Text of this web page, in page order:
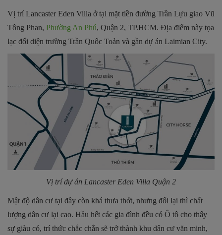
Vị trí Lancaster Eden Villa ở tại mặt tiền đường Trần Lựu giao Vũ
Tông Phan, Phường An Phú, Quận 2, TP.HCM. Địa điểm này tọa
lạc đối diện trường Trần Quốc Toản và gần dự án Laimian City.
Vị trí dự án Lancaster Eden Villa Quận 2
Mật độ dân cư tại đây còn khá thưa thớt, nhưng đổi lại thì chất
lượng dân cư lại cao. Hầu hết các gia đình đều có Ô tô cho thấy
sự giàu có, trí thức chắc chắn sẽ trở thành khu dân cư văn minh,